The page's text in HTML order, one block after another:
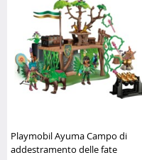
Playmobil Ayuma Campo di
addestramento delle fate